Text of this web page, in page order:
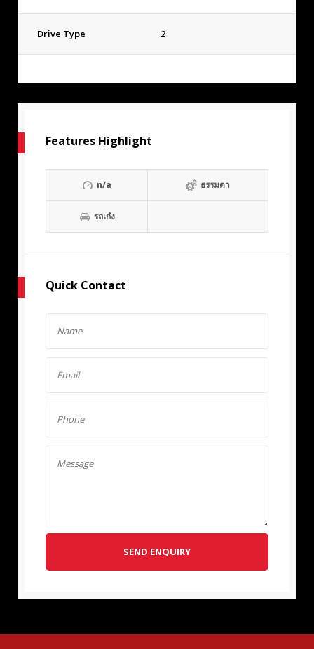
Drive Type 2
Features Highlight
n/a ธรรมดา
รถเก๋ง
Quick Contact
SEND ENQUIRY